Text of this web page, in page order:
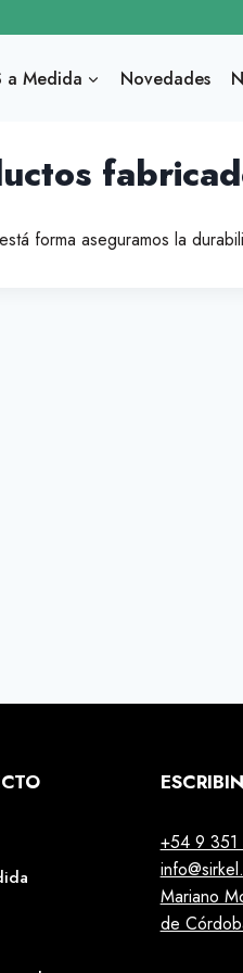
a Medida Novedades
forma aseguramos la
+54 9
Mariano
de